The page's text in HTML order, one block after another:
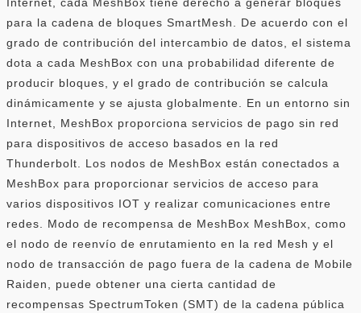
para la cadena de bloques SmartMesh. De acuerdo con el
grado de contribución del intercambio de datos, el sistema
dota a cada MeshBox con una probabilidad diferente de
producir bloques, y el grado de contribución se calcula
dinámicamente y se ajusta globalmente. En un entorno sin
Internet, MeshBox proporciona servicios de pago sin red
para dispositivos de acceso basados ​​en la red
Thunderbolt. Los nodos de MeshBox están conectados a
MeshBox para proporcionar servicios de acceso para
varios dispositivos IOT y realizar comunicaciones entre
redes. Modo de recompensa de MeshBox MeshBox, como
el nodo de reenvío de enrutamiento en la red Mesh y el
nodo de transacción de pago fuera de la cadena de Mobile
Raiden, puede obtener una cierta cantidad de
recompensas SpectrumToken (SMT) de la cadena pública